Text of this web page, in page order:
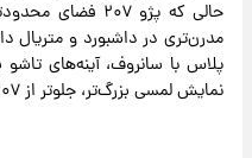
حالی که پژو ۲۰۷
مدرن‌تری در داشبورد و متریال
پلاس با سانروف، آینه‌های
نمایش لمسی بزرگ‌تر، جلوتر از ۲۰۷ قرار می‌گیرد.